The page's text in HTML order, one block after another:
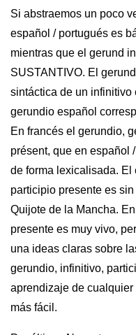
Si abstraemos un poco
español / portugués es
mientras que el gerund
SUSTANTIVO. El
sintáctica de un infinitivo
gerundio español
En francés el gerundio,
présent, que en español
de forma lexicalisada. El
participio presente es
Quijote de la Mancha.
presente es muy vivo,
una ideas claras sobre
gerundio, infinitivo,
aprendizaje de
más fácil.